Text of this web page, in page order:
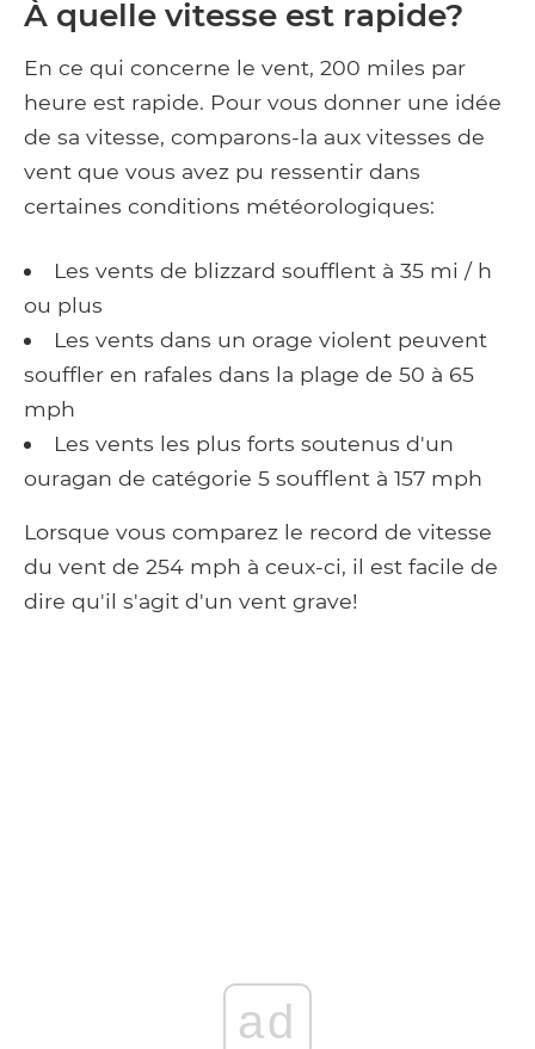
À quelle vitesse est rapide?
En ce qui concerne le vent, 200 miles par
heure est rapide. Pour vous donner une idée
de sa vitesse, comparons-la aux vitesses de
vent que vous avez pu ressentir dans
certaines conditions météorologiques:
Les vents de blizzard soufflent à 35 mi / h
ou plus
Les vents dans un orage violent peuvent
souffler en rafales dans la plage de 50 à 65
mph
Les vents les plus forts soutenus d'un
ouragan de catégorie 5 soufflent à 157 mph
Lorsque vous comparez le record de vitesse
du vent de 254 mph à ceux-ci, il est facile de
dire qu'il s'agit d'un vent grave!
ad